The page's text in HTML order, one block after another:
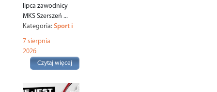
lipca zawodnicy
MKS Szerszeń ...
Kategoria:Sport i
7 sierpnia
2026
Czytaj więcej